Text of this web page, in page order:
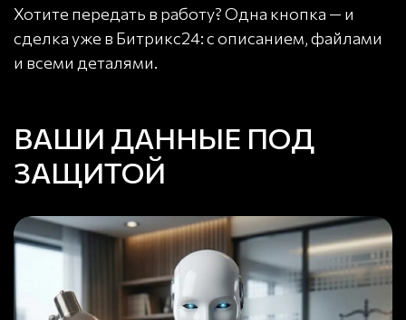
Хотите передать в работу? Одна кнопка — и
сделка уже в Битрикс24: с описанием, файлами
и всеми деталями.
ВАШИ ДАННЫЕ ПОД
ЗАЩИТОЙ